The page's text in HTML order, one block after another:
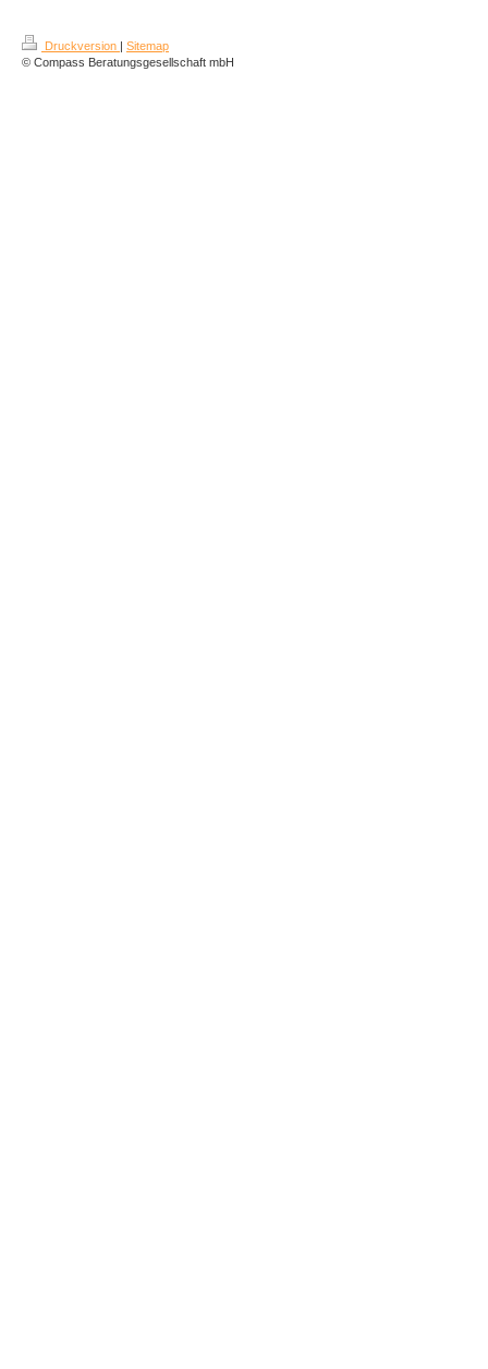
Druckversion | Sitemap
© Compass Beratungsgesellschaft mbH